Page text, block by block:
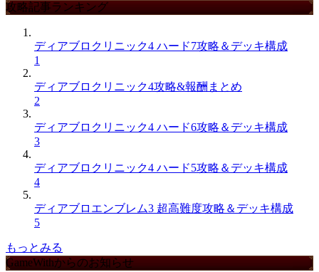
攻略記事ランキング
ディアブロクリニック4 ハード7攻略＆デッキ構成
1
ディアブロクリニック4攻略&報酬まとめ
2
ディアブロクリニック4 ハード6攻略＆デッキ構成
3
ディアブロクリニック4 ハード5攻略＆デッキ構成
4
ディアブロエンブレム3 超高難度攻略＆デッキ構成
5
もっとみる
GameWithからのお知らせ